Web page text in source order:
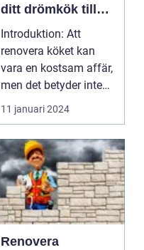
ditt drömkök till
verklighet utan att
spränga banken
Introduktion: Att
renovera köket kan
vara en kostsam affär,
men det betyder inte
att du behöver ge u...
11 januari 2024
Renovera